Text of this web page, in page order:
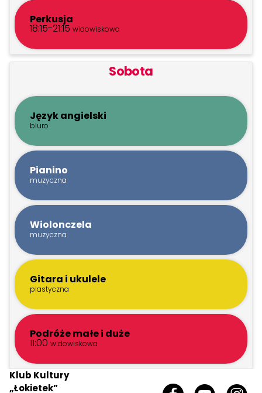
Perkusja
18:15-21:15 widowiskowa
Sobota
Język angielski
biuro
Pianino
muzyczna
Wiolonczela
muzyczna
Gitara i ukulele
plastyczna
Podróże małe i duże
11:00 widowiskowa
Klub Kultury
„Łokietek”